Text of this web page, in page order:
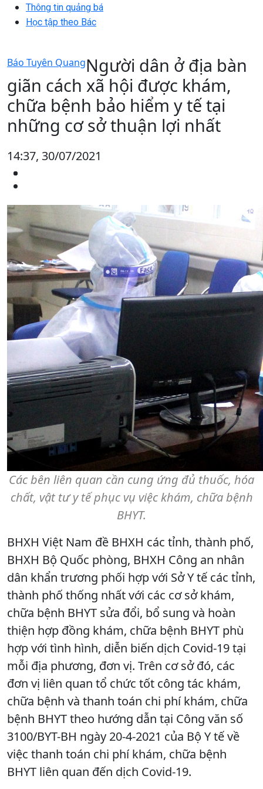
Thông tin quảng bá
Học tập theo Bác
Báo Tuyên QuangNgười dân ở địa bàn
giãn cách xã hội được khám,
chữa bệnh bảo hiểm y tế tại
những cơ sở thuận lợi nhất
14:37, 30/07/2021
Các bên liên quan cần cung ứng đủ thuốc, hóa
chất, vật tư y tế phục vụ việc khám, chữa bệnh
BHYT.
BHXH Việt Nam đề BHXH các tỉnh, thành phố,
BHXH Bộ Quốc phòng, BHXH Công an nhân
dân khẩn trương phối hợp với Sở Y tế các tỉnh,
thành phố thống nhất với các cơ sở khám,
chữa bệnh BHYT sửa đổi, bổ sung và hoàn
thiện hợp đồng khám, chữa bệnh BHYT phù
hợp với tình hình, diễn biến dịch Covid-19 tại
mỗi địa phương, đơn vị. Trên cơ sở đó, các
đơn vị liên quan tổ chức tốt công tác khám,
chữa bệnh và thanh toán chi phí khám, chữa
bệnh BHYT theo hướng dẫn tại Công văn số
3100/BYT-BH ngày 20-4-2021 của Bộ Y tế về
việc thanh toán chi phí khám, chữa bệnh
BHYT liên quan đến dịch Covid-19.